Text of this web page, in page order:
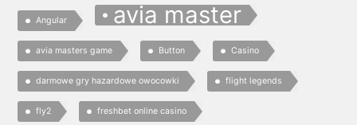
Angular avia master
avia masters game Button Casino
darmowe gry hazardowe owocowki flight legends
fly2 freshbet online casino